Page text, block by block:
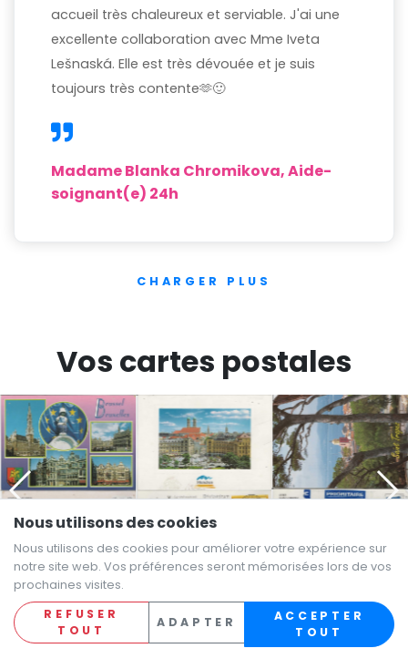
accueil très chaleureux et serviable. J'ai une
excellente collaboration avec Mme Iveta
Lešnaská. Elle est très dévouée et je suis
toujours très contente🫶🙂
Madame Blanka Chromikova, Aide-
soignant(e) 24h
CHARGER PLUS
Vos cartes postales
Nous utilisons des cookies
Nous utilisons des cookies pour améliorer votre expérience sur
notre site web. Vos préférences seront mémorisées lors de vos
prochaines visites.
REFUSER
TOUT
ADAPTER
ACCEPTER
TOUT